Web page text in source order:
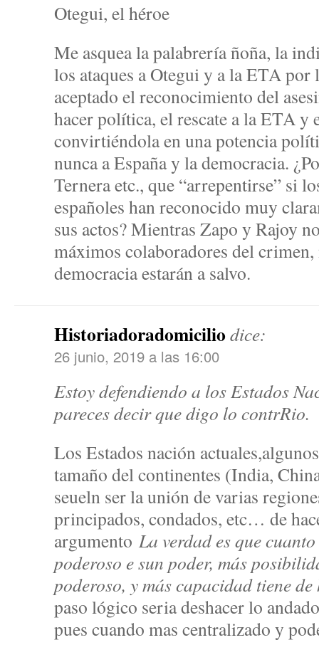
Otegui, el héroe
Me asquea la palabrería ñoña, la
los ataques a Otegui y a la ETA por
aceptado el reconocimiento del
hacer política, el rescate a la ETA y
convirtiéndola en una potencia
nunca a España y la democracia.
Ternera etc., que “arrepentirse” si
españoles han reconocido muy
sus actos? Mientras Zapo y Rajoy
máximos colaboradores del
democracia estarán a salvo.
Historiadoradomiciliodice:
26 junio, 2019 a las 16:00
Estoy defendiendo a los Estados
pareces decir que digo lo contrRio.
Los Estados nación
tamaño del continentes (India,
seueln ser la unión de varias
principados, condados, etc… de
argumento La verdad es que
poderoso e sun poder, más
poderoso, y más capacidad tiene
paso lógico seria deshacer lo
pues cuando mas centralizado y